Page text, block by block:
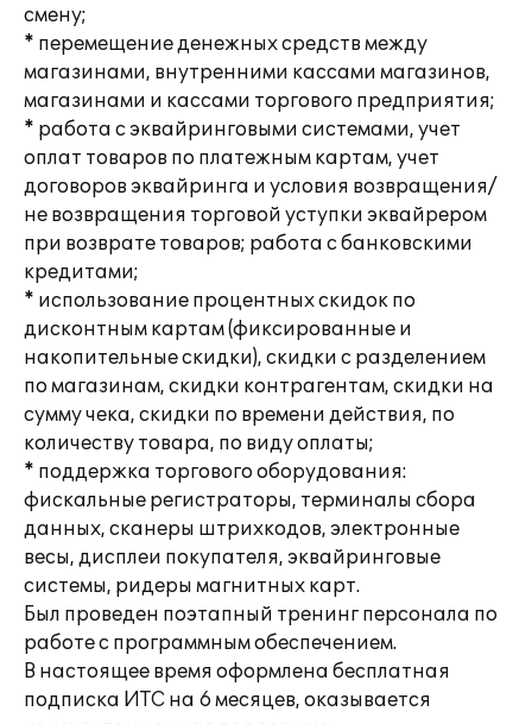
смену;
* перемещение денежных средств между
магазинами, внутренними кассами магазинов,
магазинами и кассами торгового предприятия;
* работа с эквайринговыми системами, учет
оплат товаров по платежным картам, учет
договоров эквайринга и условия возвращения/
не возвращения торговой уступки эквайрером
при возврате товаров; работа с банковскими
кредитами;
* использование процентных скидок по
дисконтным картам (фиксированные и
накопительные скидки), скидки с разделением
по магазинам, скидки контрагентам, скидки на
сумму чека, скидки по времени действия, по
количеству товара, по виду оплаты;
* поддержка торгового оборудования:
фискальные регистраторы, терминалы сбора
данных, сканеры штрихкодов, электронные
весы, дисплеи покупателя, эквайринговые
системы, ридеры магнитных карт.
Был проведен поэтапный тренинг персонала по
работе с программным обеспечением.
В настоящее время оформлена бесплатная
подписка ИТС на 6 месяцев, оказывается